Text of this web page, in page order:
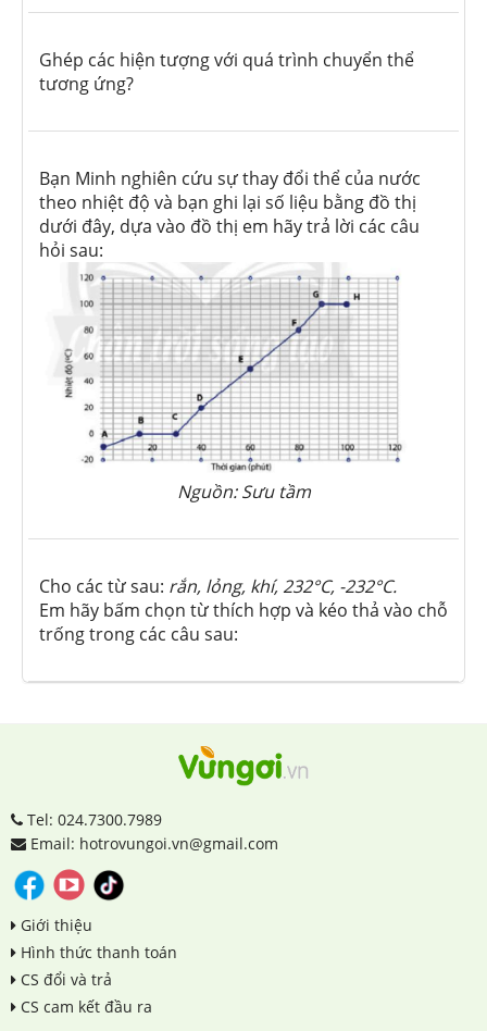
Ghép các hiện tượng với quá trình chuyển thể
tương ứng?
Bạn Minh nghiên cứu sự thay đổi thể của nước
theo nhiệt độ và bạn ghi lại số liệu bằng đồ thị
dưới đây, dựa vào đồ thị em hãy trả lời các câu
hỏi sau:
Nguồn: Sưu tầm
Cho các từ sau: rắn, lỏng, khí, 232°C, -232°C.
Em hãy bấm chọn từ thích hợp và kéo thả vào chỗ
trống trong các câu sau:
Tel: 024.7300.7989
Email: hotrovungoi.vn@gmail.com
Giới thiệu
Hình thức thanh toán
CS đổi và trả
CS cam kết đầu ra